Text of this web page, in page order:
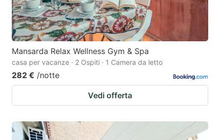
Mansarda Relax Wellness Gym & Spa
casa per vacanze · 2 Ospiti · 1 Camera da letto
282 € /notte
Vedi offerta